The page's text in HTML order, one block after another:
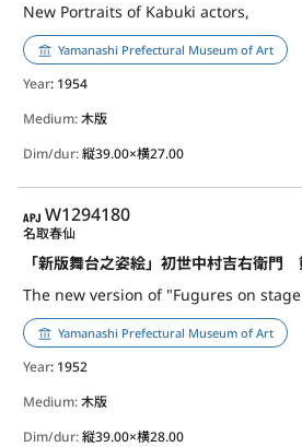
New Portraits of Kabuki actors,
Yamanashi Prefectural Museum of Art
Year: 1954
Medium:木版
Dim/dur:縦39.00×横27.00
APJ
W1294180
The new version of "Fugures on stage
名取春仙
Yamanashi Prefectural Museum of Art
Year: 1952
Medium:木版
Dim/dur:縦39.00×横28.00